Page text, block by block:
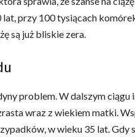
przy 100 tysiącach
są już bliskie zera.
problem. W dalszym
wraz z wiekiem matki.
w wieku 35 lat.